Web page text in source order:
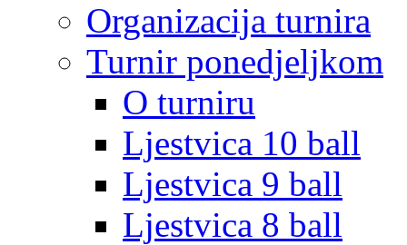
Organizacija turnira
Turnir ponedjeljkom
O turniru
Ljestvica 10 ball
Ljestvica 9 ball
Ljestvica 8 ball